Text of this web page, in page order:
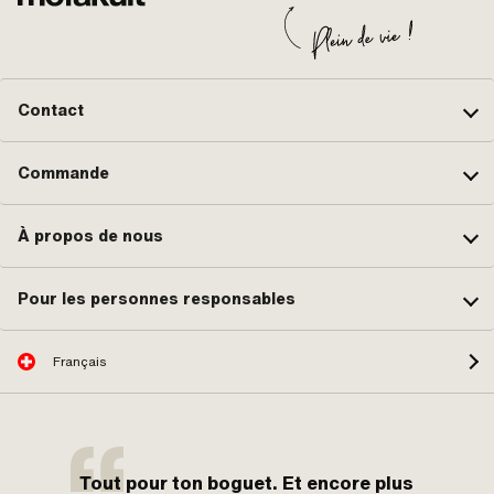
Contact
Commande
À propos de nous
Pour les personnes responsables
Français
Tout pour ton boguet. Et encore plus